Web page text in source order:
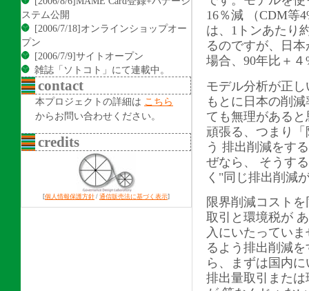
ステム公開
[2006/7/18]オンラインショップオー
プン
[2006/7/9]サイトオープン
雑誌「ソトコト」にて連載中。
contact
本プロジェクトの詳細は こちら
からお問い合わせください。
credits
[個人情報保護方針 / 通信販売法に基づく表示]
16％減 （CDM等
は、1トンあたり
るのですが、日
場合、90年比＋
モデル分析が正
もとに日本の削
ても無理がある
頑張る、つまり
う 排出削減をす
ぜなら、 そうす
く"同じ排出削減
限界削減コスト
取引と環境税が
入にいたってい
るよう排出削減
ら、まずは国内
排出量取引また